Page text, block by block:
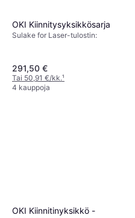
OKI Kiinnitysyksikkösarja
Sulake for Laser-tulostin:
291,50 €
Tai 50,91 €/kk.¹
4 kauppoja
OKI Kiinnitinyksikkö -